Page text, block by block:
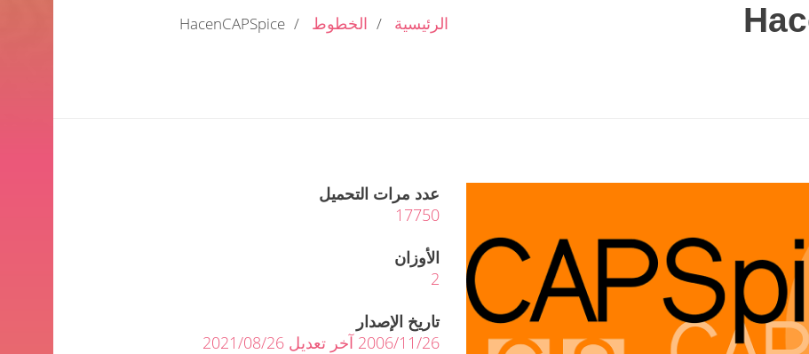
الرئيسية الخطوط HacenCAPSpice
عدد مرات التحميل
17750
الأوزان
2
تاريخ الإصدار
2006/11/26 آخر تعديل 2021/08/26